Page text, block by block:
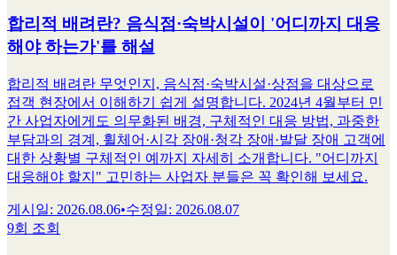
합리적 배려란? 음식점·숙박시설이 '어디까지 대응
해야 하는가'를 해설
합리적 배려란 무엇인지, 음식점·숙박시설·상점을 대상으로
접객 현장에서 이해하기 쉽게 설명합니다. 2024년 4월부터 민
간 사업자에게도 의무화된 배경, 구체적인 대응 방법, 과중한
부담과의 경계, 휠체어·시각 장애·청각 장애·발달 장애 고객에
대한 상황별 구체적인 예까지 자세히 소개합니다. "어디까지
대응해야 할지" 고민하는 사업자 분들은 꼭 확인해 보세요.
게시일: 2026.08.06•수정일: 2026.08.07
9회 조회